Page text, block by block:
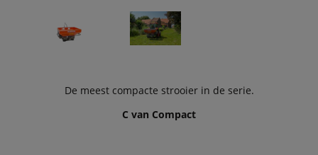
De meest compacte strooier in de serie.
C van Compact